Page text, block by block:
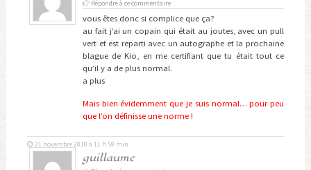
Répondre à ce commentaire
vous êtes donc si complice que ça?
au fait j’ai un copain qui était au joutes, avec un pull
vert et est reparti avec un autographe et la prochaine
blague de Kio, en me certifiant que tu était tout ce
qu’il y a de plus normal.
a plus
Mais bien évidemment que je suis normal… pour peu
que l’on définisse une norme !
guillaume
21 novembre 2010 à 11 h 59 min